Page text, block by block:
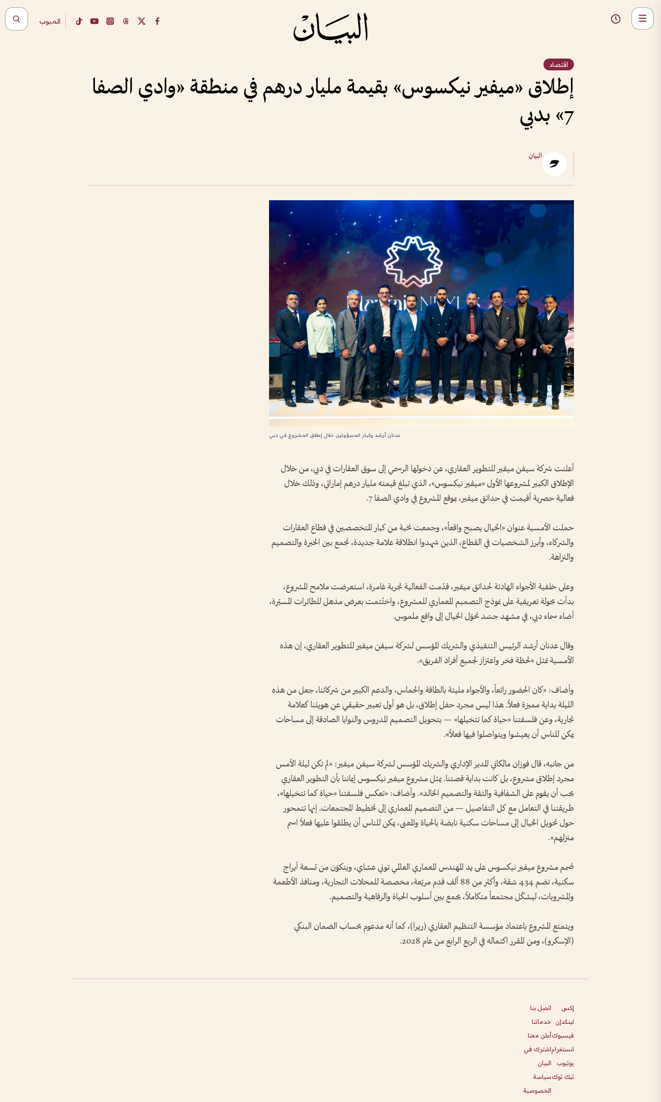
المبوب
اقتصاد
إطلاق «ميفير نيكسوس» بقيمة مليار درهم في منطقة «وادي الصفا
7» بدبي
البيان
عدنان أرشد وكبار المسؤولين خلال إطلاق المشروع في دبي
أعلنت شركة سيفن ميفير للتطوير العقاري، عن دخولها الرسمي إلى سوق العقارات في دبي، من خلال
الإطلاق الكبير لمشروعها الأول «ميفير نيكسوس»، الذي تبلغ قيمته مليار درهم إماراتي، وذلك خلال
فعالية حصرية أقيمت في حدائق ميفير، بموقع المشروع في وادي الصفا 7.
حملت الأمسية عنوان «الخيال يصبح واقعاً»، وجمعت نخبة من كبار المتخصصين في قطاع العقارات
والشركاء، وأبرز الشخصيات في القطاع، الذين شهدوا انطلاقة علامة جديدة، تجمع بين الخبرة والتصميم
والنزاهة.
وعلى خلفية الأجواء الهادئة لحدائق ميفير، قدّمت الفعالية تجربة غامرة، استعرضت ملامح المشروع،
بدأت بجولة تعريفية على نموذج التصميم المعماري للمشروع، واختُتمت بعرض مذهل للطائرات المسيّرة،
أضاء سماء دبي، في مشهد جسّد تحوّل الخيال إلى واقع ملموس.
وقال عدنان أرشد الرئيس التنفيذي والشريك المؤسس لشركة سيفن ميفير للتطوير العقاري، إن هذه
الأمسية تمثل «لحظة فخر واعتزاز لجميع أفراد الفريق».
وأضاف: «كان الحضور رائعاً، والأجواء مليئة بالطاقة والحماس، والدعم الكبير من شركائنا، جعل من هذه
الليلة بداية مميزة فعلاً. هذا ليس مجرد حفل إطلاق، بل هو أول تعبير حقيقي عن هويتنا كعلامة
تجارية، وعن فلسفتنا «حياة كما تتخيلها» — بتحويل التصميم المدروس والنوايا الصادقة إلى مساحات
يمكن للناس أن يعيشوا ويتواصلوا فيها فعلاً».
من جانبه، قال فوزان مالكاني المدير الإداري والشريك المؤسس لشركة سيفن ميفير: «لم تكن ليلة الأمس
مجرد إطلاق مشروع، بل كانت بداية قصتنا. يمثل مشروع ميفير نيكسوس إيماننا بأن التطوير العقاري
يجب أن يقوم على الشفافية والثقة والتصميم الخالد». وأضاف: «تعكس فلسفتنا «حياة كما تتخيلها»،
طريقتنا في التعامل مع كل التفاصيل — من التصميم المعماري إلى تخطيط المجتمعات. إنها تتمحور
حول تحويل الخيال إلى مساحات سكنية نابضة بالحياة والمعنى، يمكن للناس أن يطلقوا عليها فعلاً اسم
منزلهم».
صُمم مشروع ميفير نيكسوس على يد المهندس المعماري العالمي توني عشاي، ويتكوّن من تسعة أبراج
سكنية، تضم 434 شقة، وأكثر من 88 ألف قدم مربّعة، مخصصة للمحلات التجارية، ومنافذ الأطعمة
والمشروبات، ليشكّل مجتمعاً متكاملاً، يجمع بين أسلوب الحياة والرفاهية والتصميم.
ويتمتع المشروع باعتماد مؤسسة التنظيم العقاري (ريرا)، كما أنه مدعوم بحساب الضمان البنكي
(الإسكرو)، ومن المقرر اكتماله في الربع الرابع من عام 2028.
إكس
لينكدإن
فيسبوك
انستغرام
يوتيوب
تيك توك
اتصل بنا
خدماتنا
أعلن معنا
اشترك في
البيان
سياسة
الخصوصية